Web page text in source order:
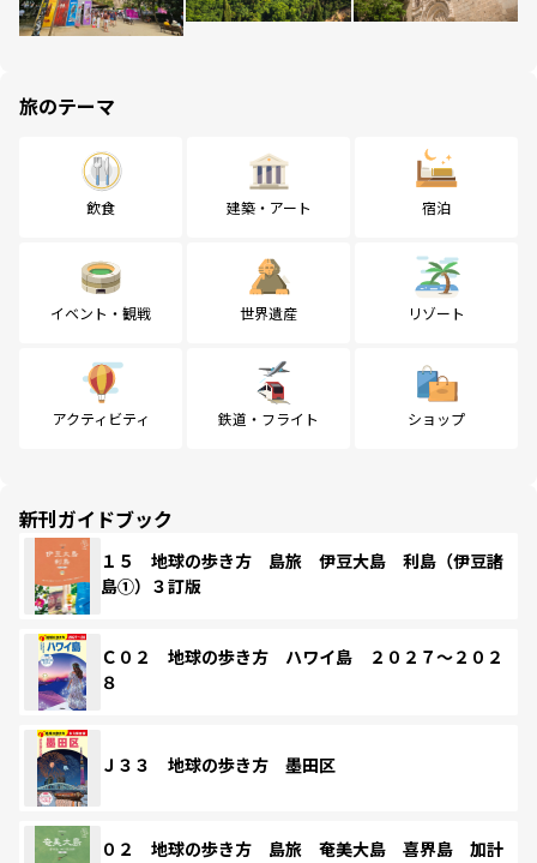
旅のテーマ
飲食 建築・アート 宿泊
イベント・観戦 世界遺産 リゾート
アクティビティ 鉄道・フライト ショップ
新刊ガイドブック
１５ 地球の歩き方 島旅 伊豆大島 利島（伊豆諸
島①）３訂版
Ｃ０２ 地球の歩き方 ハワイ島 ２０２７～２０２
８
Ｊ３３ 地球の歩き方 墨田区
０２ 地球の歩き方 島旅 奄美大島 喜界島 加計